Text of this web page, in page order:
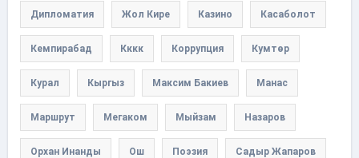
Дипломатия Жол Кире Казино Касаболот
Кемпирабад Кккк Коррупция Кумтөр
Курал Кыргыз Максим Бакиев Манас
Маршрут Мегаком Мыйзам Назаров
Орхан Инанды Ош Поэзия Садыр Жапаров